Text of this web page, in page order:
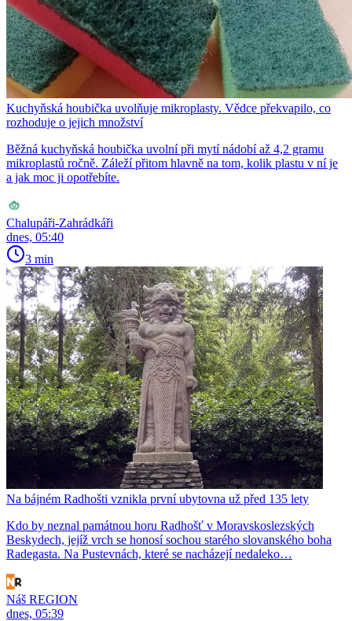
Kuchyňská houbička uvolňuje mikroplasty. Vědce překvapilo, co
rozhoduje o jejich množství
Běžná kuchyňská houbička uvolní při mytí nádobí až 4,2 gramu
mikroplastů ročně. Záleží přitom hlavně na tom, kolik plastu v ní je
a jak moc ji opotřebíte.
Chalupáři-Zahrádkáři
dnes, 05:40
3 min
Na bájném Radhošti vznikla první ubytovna už před 135 lety
Kdo by neznal památnou horu Radhošť v Moravskoslezských
Beskydech, jejíž vrch se honosí sochou starého slovanského boha
Radegasta. Na Pustevnách, které se nacházejí nedaleko…
Náš REGION
dnes, 05:39